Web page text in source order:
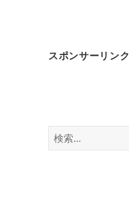
スポンサーリンク
検
索: